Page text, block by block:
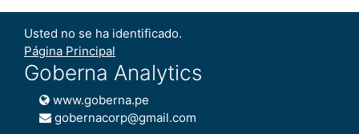
Usted no se ha identificado.
Página Principal
Goberna Analytics
www.goberna.pe
gobernacorp@gmail.com